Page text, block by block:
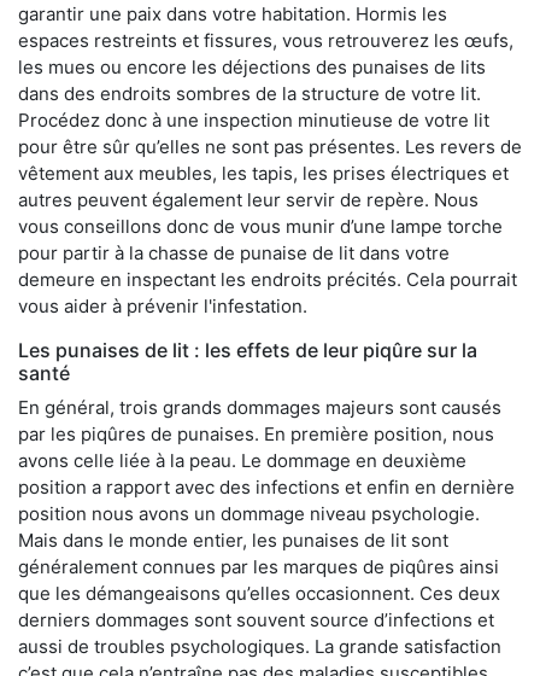
garantir une paix dans votre habitation. Hormis les
espaces restreints et fissures, vous retrouverez les œufs,
les mues ou encore les déjections des punaises de lits
dans des endroits sombres de la structure de votre lit.
Procédez donc à une inspection minutieuse de votre lit
pour être sûr qu’elles ne sont pas présentes. Les revers de
vêtement aux meubles, les tapis, les prises électriques et
autres peuvent également leur servir de repère. Nous
vous conseillons donc de vous munir d’une lampe torche
pour partir à la chasse de punaise de lit dans votre
demeure en inspectant les endroits précités. Cela pourrait
vous aider à prévenir l'infestation.
Les punaises de lit : les effets de leur piqûre sur la
santé
En général, trois grands dommages majeurs sont causés
par les piqûres de punaises. En première position, nous
avons celle liée à la peau. Le dommage en deuxième
position a rapport avec des infections et enfin en dernière
position nous avons un dommage niveau psychologie.
Mais dans le monde entier, les punaises de lit sont
généralement connues par les marques de piqûres ainsi
que les démangeaisons qu’elles occasionnent. Ces deux
derniers dommages sont souvent source d’infections et
aussi de troubles psychologiques. La grande satisfaction